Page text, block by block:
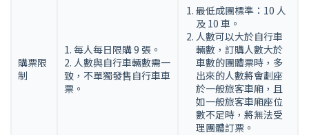
同
行）
訂
票
系
統
規
則
購票限
制
1. 每人每日限購 9 張。
2. 人數與自行車輛數需一
致，不單獨發售自行車車
票。
最低成團標準：10 人
及 10 車。
人數可以大於自行車
輛數，訂購人數大於
車數的團體票時，多
出來的人數將會劃座
於一般旅客車廂，且
如一般旅客車廂座位
數不足時，將無法受
理團體訂票。